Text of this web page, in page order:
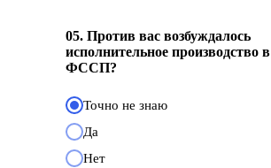
05. Против вас возбуждалось
исполнительное производство в
ФССП?
Точно не знаю
Да
Нет